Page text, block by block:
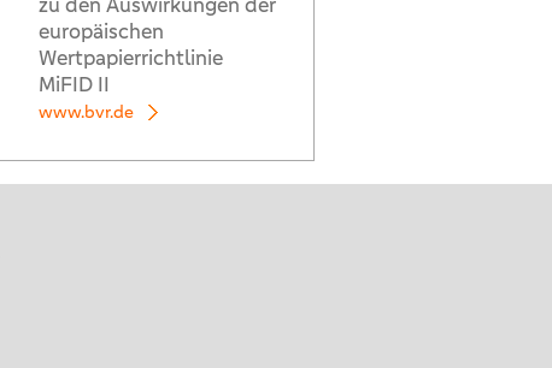
europäischen
Wertpapierrichtlinie
MiFID II
www.bvr.de